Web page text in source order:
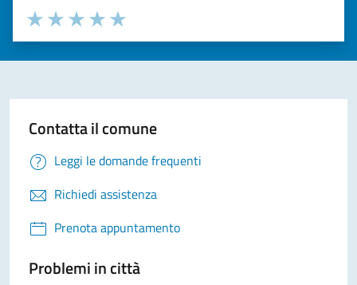
Valuta la chiarezza delle informazioni (da 1 a 5 stelle)
Seleziona il numero di stelle per valutare la chiarezza delle
Valuta 5 stelle su 5
Valuta 4 stelle su 5
Valuta 3 stelle su 5
Valuta 2 stelle su 5
Valuta 1 stelle su 5
Contatta il comune
Leggi le domande frequenti
Richiedi assistenza
Prenota appuntamento
Problemi in città